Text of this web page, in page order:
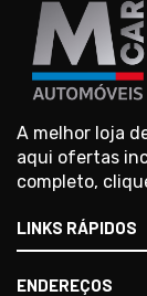
A melhor loja
aqui ofertas
completo,
LINKS RÁPIDOS
ENDEREÇOS